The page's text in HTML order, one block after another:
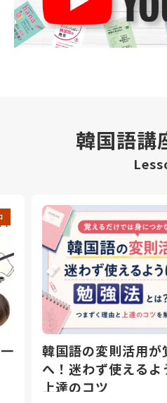
韓国語講
韓国語の変則活用が
へ！迷わず使える
上達のコツ